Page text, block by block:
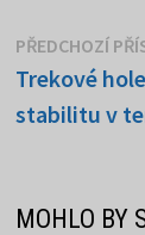
pro
PŘEDCHOZÍ
Trekové
stabilitu v
MOHLO BY